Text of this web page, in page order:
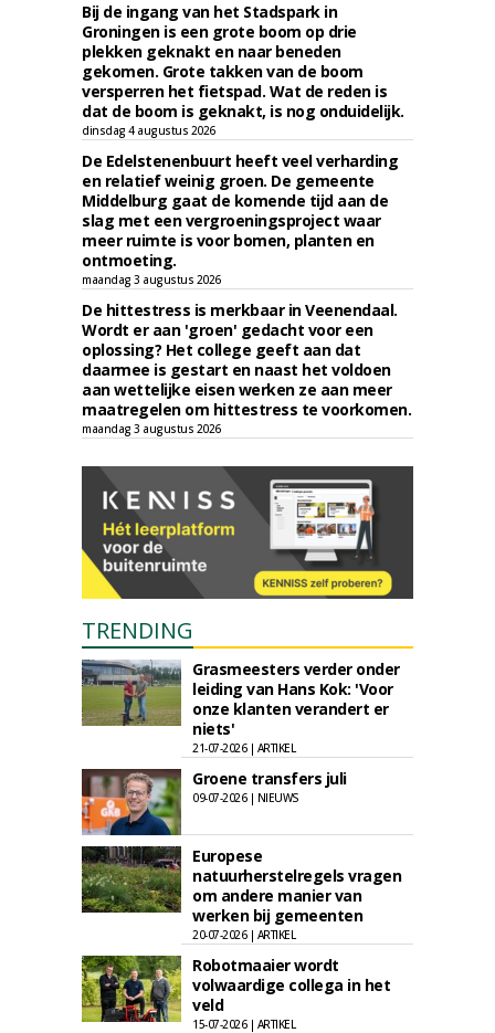
Bij de ingang van het Stadspark in
Groningen is een grote boom op drie
plekken geknakt en naar beneden
gekomen. Grote takken van de boom
versperren het fietspad. Wat de reden is
dat de boom is geknakt, is nog onduidelijk.
dinsdag 4 augustus 2026
De Edelstenenbuurt heeft veel verharding
en relatief weinig groen. De gemeente
Middelburg gaat de komende tijd aan de
slag met een vergroeningsproject waar
meer ruimte is voor bomen, planten en
ontmoeting.
maandag 3 augustus 2026
De hittestress is merkbaar in Veenendaal.
Wordt er aan 'groen' gedacht voor een
oplossing? Het college geeft aan dat
daarmee is gestart en naast het voldoen
aan wettelijke eisen werken ze aan meer
maatregelen om hittestress te voorkomen.
maandag 3 augustus 2026
TRENDING
Grasmeesters verder onder
leiding van Hans Kok: 'Voor
onze klanten verandert er
niets'
21-07-2026 | ARTIKEL
Groene transfers juli
09-07-2026 | NIEUWS
Europese
natuurherstelregels vragen
om andere manier van
werken bij gemeenten
20-07-2026 | ARTIKEL
Robotmaaier wordt
volwaardige collega in het
veld
15-07-2026 | ARTIKEL